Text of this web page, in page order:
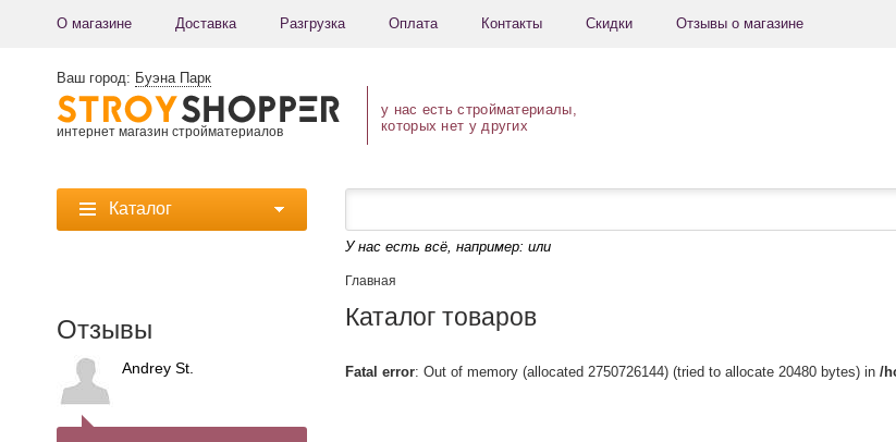
О магазине Доставка Разгрузка Оплата Контакты Скидки Отзывы о магазине
Ваш город: Буэна Парк
интернет магазин стройматериалов
у нас есть стройматериалы,
которых нет у других
Каталог
У нас есть всё, например: или
Главная
Отзывы
Andrey St.
Каталог товаров
Fatal error: Out of memory (allocated 2750726144) (tried to allocate 20480 bytes) in /